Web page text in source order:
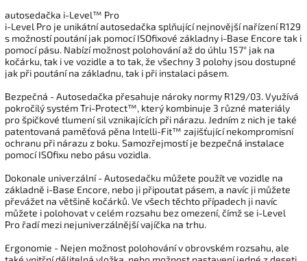
autosedačka i-Level™ Pro
i-Level Pro je unikátní autosedačka splňující nejnovější nařízení R129
s možností poutání jak pomocí ISOfixové základny i-Base Encore tak i
pomocí pásu. Nabízí možnost polohování až do úhlu 157° jak na
kočárku, tak i ve vozidle a to tak, že všechny 3 polohy jsou dostupné
jak při poutání na základnu, tak i při instalaci pásem.
Bezpečná - Autosedačka přesahuje nároky normy R129/03. Využívá
pokročilý systém Tri-Protect™, který kombinuje 3 různé materiály
pro špičkové tlumení sil vznikajících při nárazu. Jedním z nich je také
patentovaná paměťová pěna Intelli-Fit™ zajišťující nekompromisní
ochranu při nárazu z boku. Samozřejmostí je bezpečná instalace
pomocí ISOfixu nebo pásu vozidla.
Dokonale univerzální - Autosedačku můžete použít ve vozidle na
základně i-Base Encore, nebo ji připoutat pásem, a navíc ji můžete
převážet na většině kočárků. Ve všech těchto případech ji navíc
můžete i polohovat v celém rozsahu bez omezení, čímž se i-Level
Pro řadí mezi nejuniverzálnější vajíčka na trhu.
Ergonomie - Nejen možnost polohování v obrovském rozsahu, ale